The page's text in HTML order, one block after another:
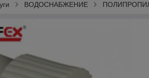
ВОДОСНАБЖЕНИЕ